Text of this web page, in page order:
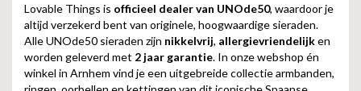
Lovable Things is officieel dealer van UNOde50, waardoor je
altijd verzekerd bent van originele, hoogwaardige sieraden.
Alle UNOde50 sieraden zijn nikkelvrij, allergievriendelijken
worden geleverd met 2 jaar garantie. In onze webshop én
winkel in Arnhem vind je een uitgebreide collectie armbanden,